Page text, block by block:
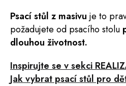
Psací stůl z masivu je to
požadujete od psacího stolu
dlouhou životnost.
Inspirujte se v sekci
Jak vybrat psací stůl pro